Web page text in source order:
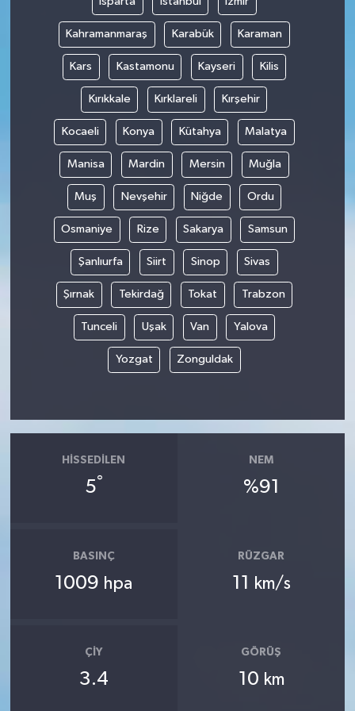
Kahramanmaraş Karabük Karaman
Kars Kastamonu Kayseri Kilis
Kırıkkale Kırklareli Kırşehir
Kocaeli Konya Kütahya Malatya
Manisa Mardin Mersin Muğla
Muş Nevşehir Niğde Ordu
Osmaniye Rize Sakarya Samsun
Şanlıurfa Siirt Sinop Sivas
Şırnak Tekirdağ Tokat Trabzon
Tunceli Uşak Van Yalova
Yozgat Zonguldak
HISSEDILEN
5°
NEM
%91
BASINÇ
1009 hpa
RÜZGAR
11 km/s
ÇIY
3.4
GÖRÜŞ
10 km